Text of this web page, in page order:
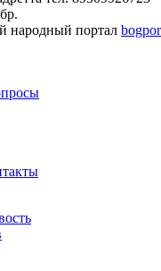
народный портал